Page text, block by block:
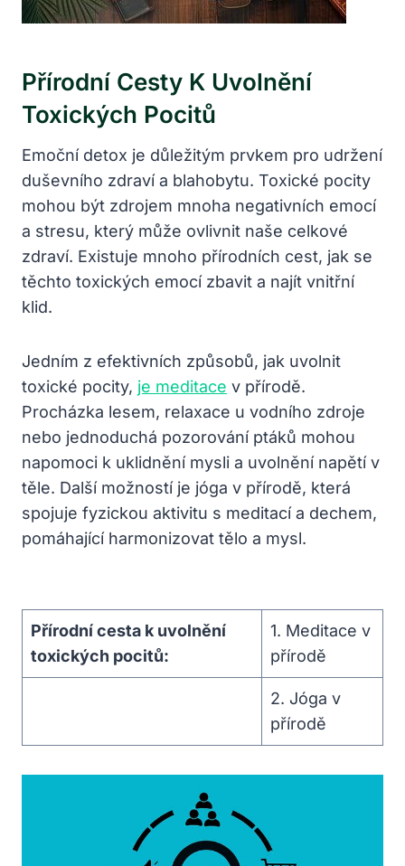
Přírodní Cesty K Uvolnění
Toxických Pocitů
Emoční detox je důležitým prvkem pro ⁤udržení
duševního zdraví a blahobytu. Toxické​ pocity
mohou být zdrojem mnoha negativních emocí
a stresu, který může ovlivnit naše celkové
zdraví. Existuje‌ mnoho přírodních cest, jak se
těchto⁢ toxických emocí zbavit a najít vnitřní
klid.
Jedním z efektivních způsobů, jak uvolnit
toxické pocity, je meditace v přírodě.‍
Procházka lesem, relaxace u vodního zdroje
nebo jednoduchá pozorování ptáků mohou
napomoci k uklidnění mysli a uvolnění ‍napětí v
těle. Další ⁣možností je jóga v přírodě, ⁢která
spojuje fyzickou aktivitu ‍s meditací a dechem,
pomáhající harmonizovat tělo a mysl.
Přírodní cesta k uvolnění
toxických pocitů:
1.‌ Meditace v
přírodě
2. Jóga ​v
⁢přírodě